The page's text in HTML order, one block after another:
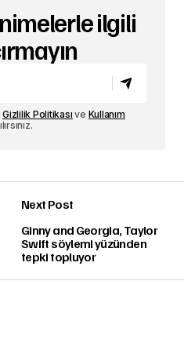
ilgili
Gizlilik Politikası ve Kullanım
Next Post
Ginny and Georgia, Taylor
Swift söylemi yüzünden
tepki topluyor